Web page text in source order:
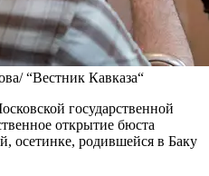
“Вестник Кавказа“
государственной
открытие бюста
осетинке, родившейся в Баку